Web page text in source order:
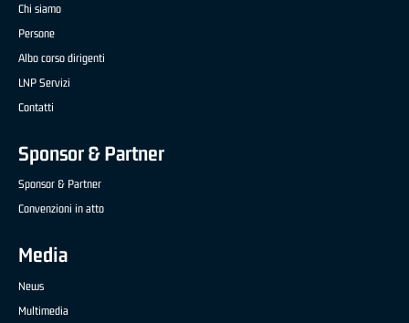
Chi siamo
Persone
Albo corso dirigenti
LNP Servizi
Contatti
Sponsor & Partner
Sponsor & Partner
Convenzioni in atto
Media
News
Multimedia